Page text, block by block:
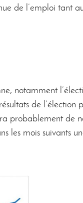
de l’emploi tant
notamment
de l’élection
probablement de
les mois suivants